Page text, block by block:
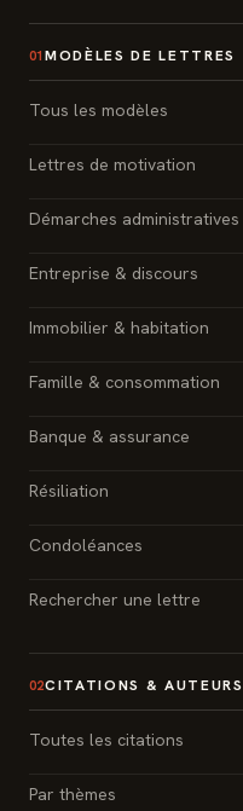
01 MODÈLES DE LETTRES
Tous les modèles
Lettres de motivation
Démarches administratives
Entreprise & discours
Immobilier & habitation
Famille & consommation
Banque & assurance
Résiliation
Condoléances
Rechercher une lettre
02CITATIONS & AUTEURS
Toutes les citations
Par thèmes